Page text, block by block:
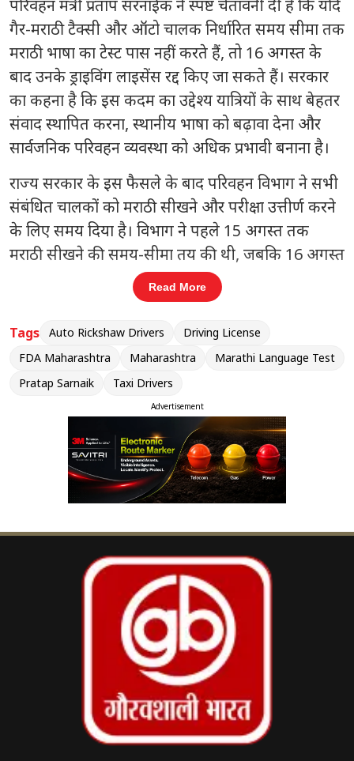
परिवहन मंत्री प्रताप सरनाईक ने स्पष्ट चेतावनी दी है कि यदि
गैर-मराठी टैक्सी और ऑटो चालक निर्धारित समय सीमा तक
मराठी भाषा का टेस्ट पास नहीं करते हैं, तो 16 अगस्त के
बाद उनके ड्राइविंग लाइसेंस रद्द किए जा सकते हैं। सरकार
का कहना है कि इस कदम का उद्देश्य यात्रियों के साथ बेहतर
संवाद स्थापित करना, स्थानीय भाषा को बढ़ावा देना और
सार्वजनिक परिवहन व्यवस्था को अधिक प्रभावी बनाना है।
राज्य सरकार के इस फैसले के बाद परिवहन विभाग ने सभी
संबंधित चालकों को मराठी सीखने और परीक्षा उत्तीर्ण करने
के लिए समय दिया है। विभाग ने पहले 15 अगस्त तक
मराठी सीखने की समय-सीमा तय की थी, जबकि 16 अगस्त
से नियमों का कड़ाई से पालन किए जाने की बात कही गई
संबंधित खबरें
महाराष्ट्र में मनोरंजन कर नहीं, मुंबई फिल्म
परिवहन मंत्री ने दी सख्त चेतावनी
परिवहन मंत्री प्रताप सरनाईक ने कहा कि महाराष्ट्र में
सार्वजनिक परिवहन सेवाओं से जुड़े सभी चालकों को
कामकाजी स्तर की मराठी भाषा का ज्ञान होना चाहिए।
उन्होंने कहा कि यात्रियों से संवाद स्थापित करने और स्थानीय
प्रशासन के साथ बेहतर समन्वय के लिए मराठी का ज्ञान
उन्होंने यह भी बताया कि सरकार ने चालकों को भाषा सीखने
के लिए पर्याप्त समय दिया है। यदि इसके बावजूद कोई
चालक परीक्षा में सफल नहीं होता है, तो उसके खिलाफ
Read More
Tags Auto Rickshaw Drivers
Driving License
FDA Maharashtra
Maharashtra
Marathi Language Test
Pratap Sarnaik
Taxi Drivers
Advertisement